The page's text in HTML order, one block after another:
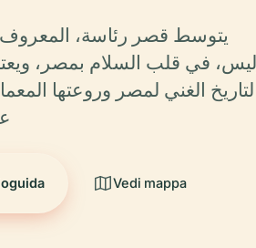
يتوسط قصر رئاسة،
في قلب السلام بمصر،
الغني لمصر وروعتها
Vedi mappa